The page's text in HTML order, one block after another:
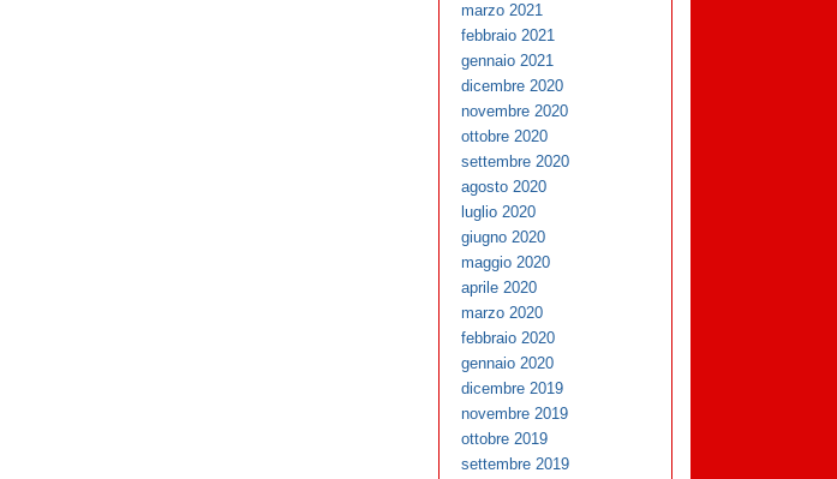
marzo 2021
febbraio 2021
gennaio 2021
dicembre 2020
novembre 2020
ottobre 2020
settembre 2020
agosto 2020
luglio 2020
giugno 2020
maggio 2020
aprile 2020
marzo 2020
febbraio 2020
gennaio 2020
dicembre 2019
novembre 2019
ottobre 2019
settembre 2019